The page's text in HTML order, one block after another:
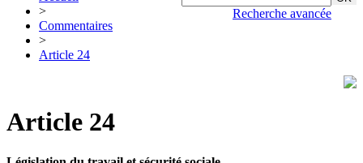
Recherche avancée
>
Commentaires
>
Article 24
Article 24